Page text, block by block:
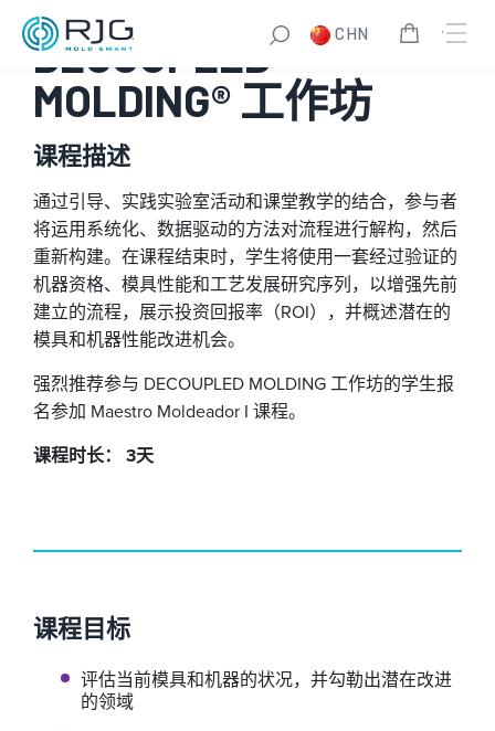
CHN
DECOUPLED
MOLDING® 工作坊
课程描述
通过引导、实践实验室活动和课堂教学的结合，参与者
将运用系统化、数据驱动的方法对流程进行解构，然后
重新构建。在课程结束时，学生将使用一套经过验证的
机器资格、模具性能和工艺发展研究序列，以增强先前
建立的流程，展示投资回报率（ROI），并概述潜在的
模具和机器性能改进机会。
强烈推荐参与 DECOUPLED MOLDING 工作坊的学生报
名参加 Maestro Moldeador I 课程。
课程时长： 3天
课程目标
评估当前模具和机器的状况，并勾勒出潜在改进
的领域